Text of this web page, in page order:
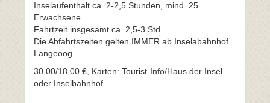
Inselaufenthalt ca. 2-2,5 Stunden, mind. 25
Erwachsene.
Fahrtzeit insgesamt ca. 2,5-3 Std.
Die Abfahrtszeiten gelten IMMER ab Inselabahnhof
Langeoog.
30,00/18,00 €, Karten: Tourist-Info/Haus der Insel
oder Inselbahnhof